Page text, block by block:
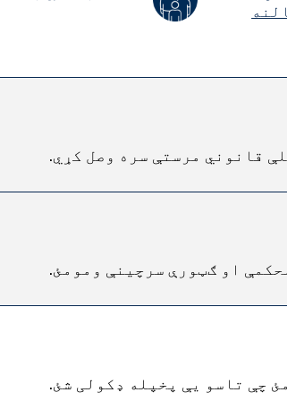
قانوني مرستې سره وصل کړي.
او ګټورې سرچینې ومومئ.
چې تاسو یې پخپله ډکولی شئ.